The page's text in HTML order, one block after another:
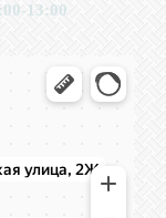
13:00